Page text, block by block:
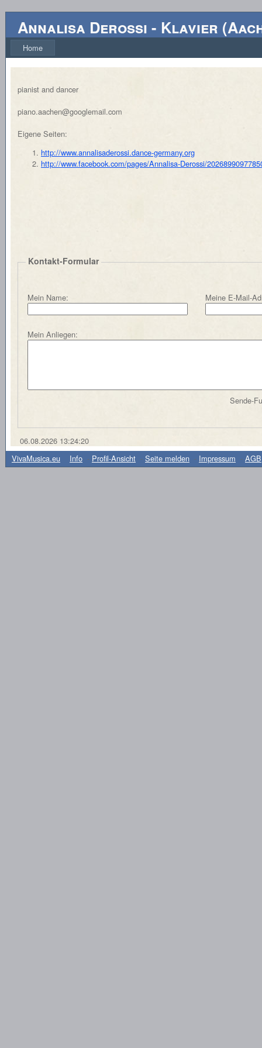
Annalisa Derossi - Klavier (
Home
pianist and dancer
piano.aachen@googlemail.com
Eigene Seiten:
http://www.annalisaderossi.dance-germany.org
http://www.facebook.com/pages/Annalisa-Derossi/
Kontakt-Formular
Mein Name: Meine E-Mail-
Mein Anliegen:
Sende-
06.08.2026 13:24:20
-VivaMusica.eu Info - Profil-Ansicht - Seite melden - Impressum - AGB